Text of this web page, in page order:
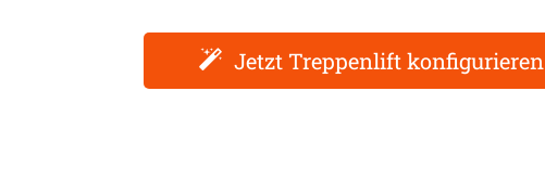
Jetzt Treppenlift konfigurieren